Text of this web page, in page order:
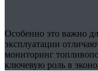
Особенно это важно
эксплуатации
мониторинг
ключевую роль в